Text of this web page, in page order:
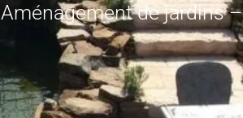
de jardins –